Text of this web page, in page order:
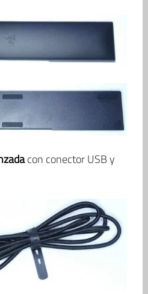
con conector USB y